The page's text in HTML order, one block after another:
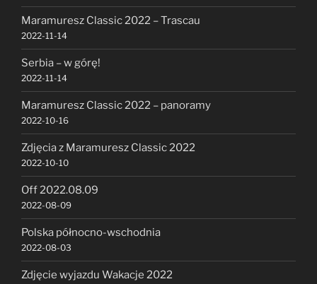
Maramuresz Classic 2022 – Trascau
2022-11-14
Serbia – w górę!
2022-11-14
Maramuresz Classic 2022 – panoramy
2022-10-16
Zdjęcia z Maramuresz Classic 2022
2022-10-10
Off 2022.08.09
2022-08-09
Polska północno-wschodnia
2022-08-03
Zdjęcie wyjazdu Wakacje 2022